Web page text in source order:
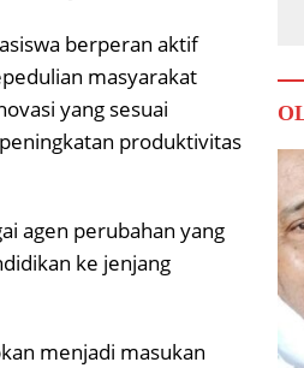
berperan aktif
masyarakat
yang sesuai
produktivitas
agen perubahan yang
ke jenjang
menjadi masukan